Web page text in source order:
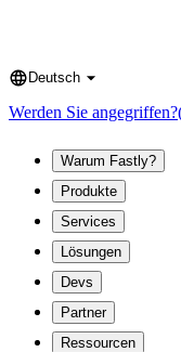
Language
Deutsch
Werden Sie angegriffen?
Warum Fastly?
Produkte
Services
Lösungen
Devs
Partner
Ressourcen